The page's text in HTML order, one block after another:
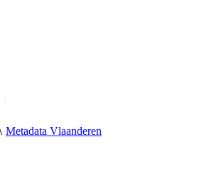
Metadata Vlaanderen